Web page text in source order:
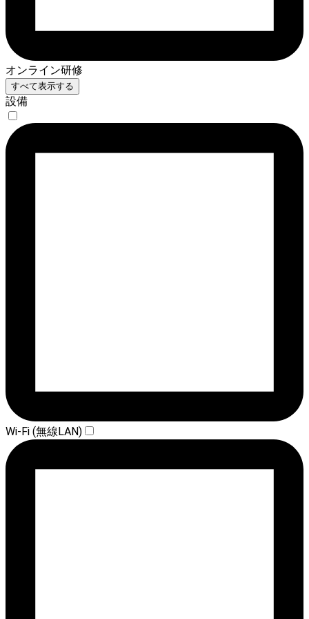
オンライン研修
すべて表示する
設備
Wi-Fi (無線LAN)